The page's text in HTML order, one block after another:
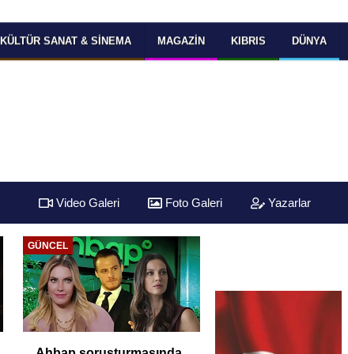
KÜLTÜR SANAT & SINEMA MAGAZIN KIBRIS DÜNYA
Video Galeri Foto Galeri Yazarlar
GÜNCEL